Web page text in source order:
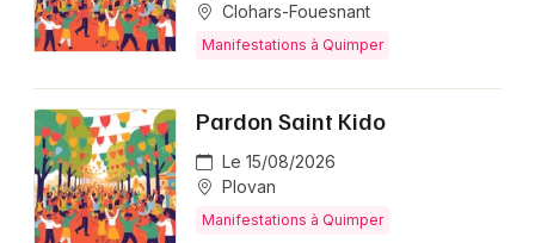
Clohars-Fouesnant
Manifestations à Quimper
Pardon Saint Kido
Le 15/08/2026
Plovan
Manifestations à Quimper